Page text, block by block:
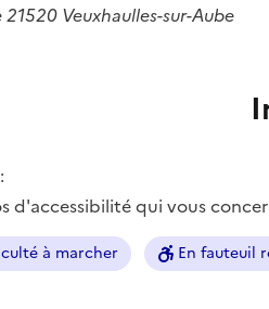
21520 Veuxhaulles-sur-Aube
d'accessibilité qui vous
à marcher En fauteuil